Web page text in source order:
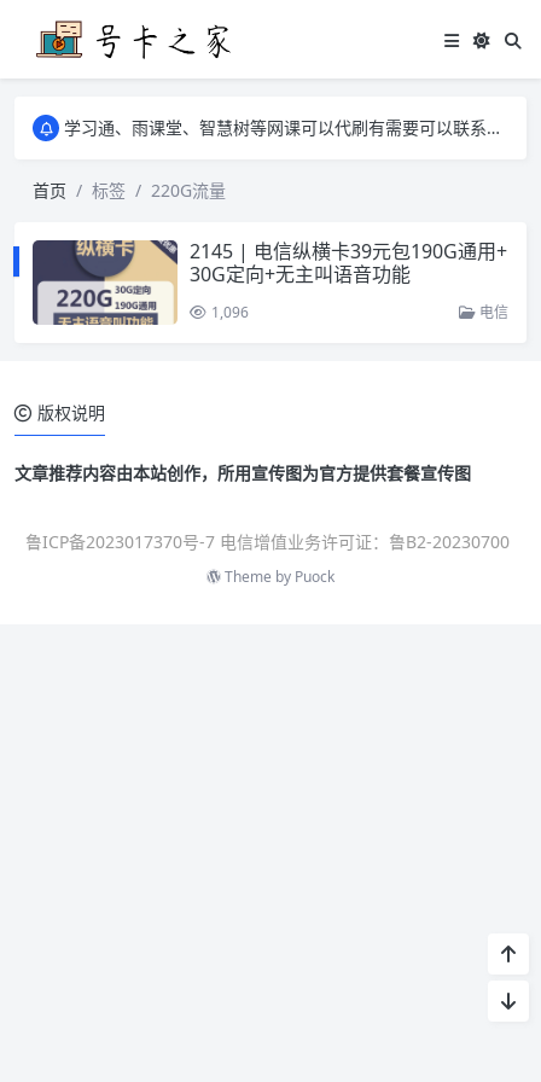
学习通、雨课堂、智慧树等网课可以代刷有需要可以联系邮箱i@tuzi.la
学习通、雨课堂、智慧树等网课可以代刷有需要可以联系邮箱i@tuzi.la
首页
标签 220G流量
2145 | 电信纵横卡39元包190G通用+
30G定向+无主叫语音功能
1,096 电信
版权说明
文章推荐内容由本站创作，所用宣传图为官方提供套餐宣传图
鲁ICP备2023017370号-7 电信增值业务许可证：鲁B2-20230700
Theme by Puock